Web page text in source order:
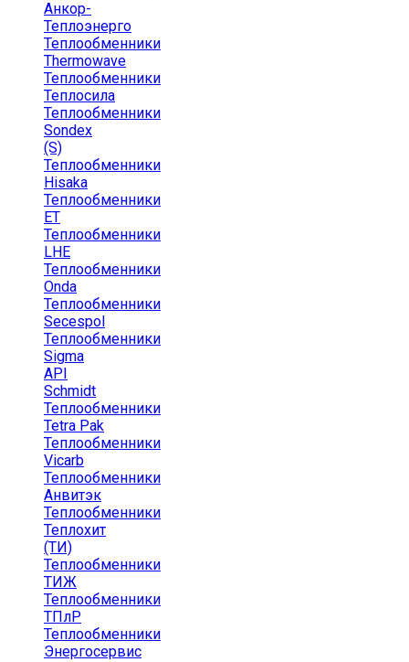
Анкор-
Теплоэнерго
Теплообменники
Thermowave
Теплообменники
Теплосила
Теплообменники
Sondex
(S)
Теплообменники
Hisaka
Теплообменники
ЕТ
Теплообменники
LHE
Теплообменники
Onda
Теплообменники
Secespol
Теплообменники
Sigma
API
Schmidt
Теплообменники
Tetra Pak
Теплообменники
Vicarb
Теплообменники
Анвитэк
Теплообменники
Теплохит
(ТИ)
Теплообменники
ТИЖ
Теплообменники
ТПлР
Теплообменники
Энергосервис